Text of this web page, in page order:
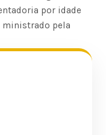
por idade
ministrado pela